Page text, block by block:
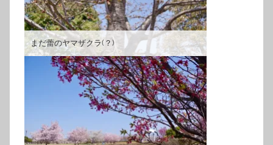
まだ蕾のヤマザクラ(？)